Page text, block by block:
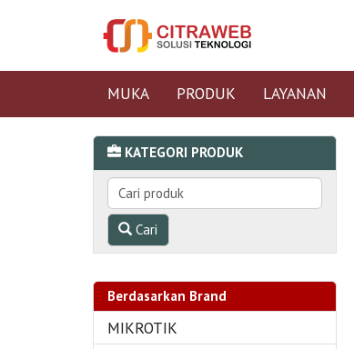
MUKA PRODUK LAYANAN
KATEGORI PRODUK
Cari
Berdasarkan Brand
MIKROTIK